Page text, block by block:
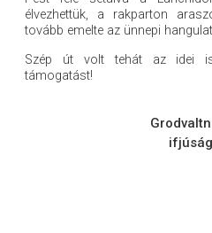
élvezhettük, a rakparton
tovább emelte az ünnepi
Szép út volt tehát az idei
támogatást!